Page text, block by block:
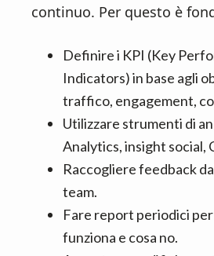
continuo. Per questo è
Definire i KPI (Key
Indicators) in base agli
traffico, engagement,
Utilizzare strumenti di
Analytics, insight social,
Raccogliere feedback
team.
Fare report periodici
funziona e cosa no.